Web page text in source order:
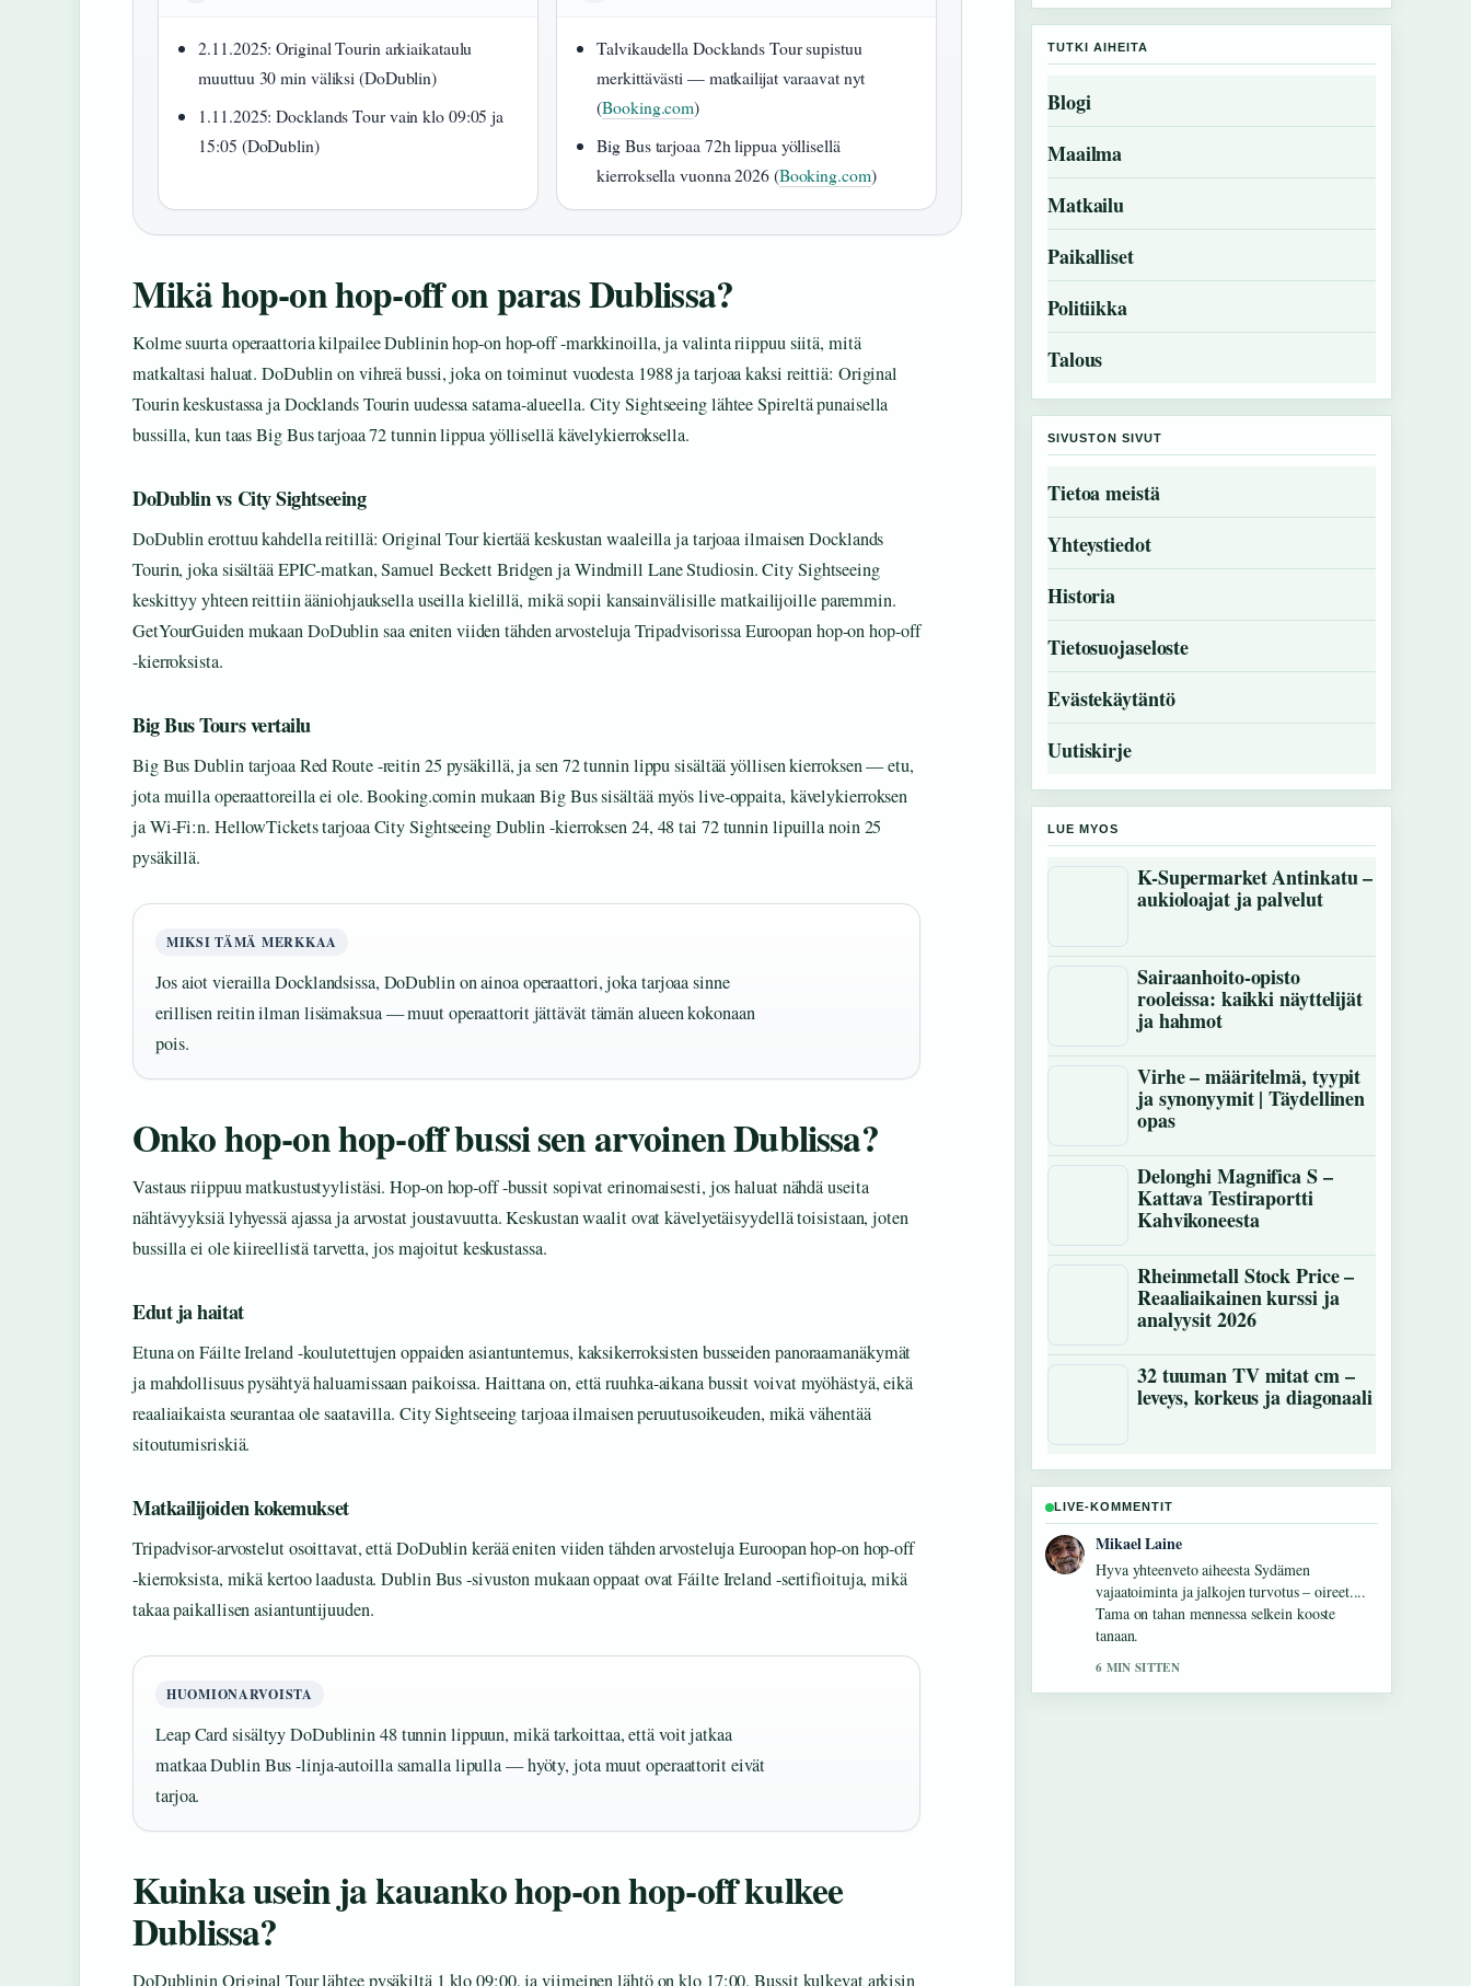
2.11.2025: Original Tourin arkiaikataulu
muuttuu 30 min väliksi (DoDublin)
1.11.2025: Docklands Tour vain klo 09:05 ja
15:05 (DoDublin)
Talvikaudella Docklands Tour supistuu
merkittävästi — matkailijat varaavat nyt
(Booking.com)
Big Bus tarjoaa 72h lippua yöllisellä
kierroksella vuonna 2026 (Booking.com)
Mikä hop-on hop-off on paras Dublissa?
Kolme suurta operaattoria kilpailee Dublinin hop-on hop-off -markkinoilla, ja valinta riippuu siitä, mitä
matkaltasi haluat. DoDublin on vihreä bussi, joka on toiminut vuodesta 1988 ja tarjoaa kaksi reittiä: Original
Tourin keskustassa ja Docklands Tourin uudessa satama-alueella. City Sightseeing lähtee Spireltä punaisella
bussilla, kun taas Big Bus tarjoaa 72 tunnin lippua yöllisellä kävelykierroksella.
DoDublin vs City Sightseeing
DoDublin erottuu kahdella reitillä: Original Tour kiertää keskustan waaleilla ja tarjoaa ilmaisen Docklands
Tourin, joka sisältää EPIC-matkan, Samuel Beckett Bridgen ja Windmill Lane Studiosin. City Sightseeing
keskittyy yhteen reittiin ääniohjauksella useilla kielillä, mikä sopii kansainvälisille matkailijoille paremmin.
GetYourGuiden mukaan DoDublin saa eniten viiden tähden arvosteluja Tripadvisorissa Euroopan hop-on hop-off
-kierroksista.
Big Bus Tours vertailu
Big Bus Dublin tarjoaa Red Route -reitin 25 pysäkillä, ja sen 72 tunnin lippu sisältää yöllisen kierroksen — etu,
jota muilla operaattoreilla ei ole. Booking.comin mukaan Big Bus sisältää myös live-oppaita, kävelykierroksen
ja Wi-Fi:n. HellowTickets tarjoaa City Sightseeing Dublin -kierroksen 24, 48 tai 72 tunnin lipuilla noin 25
pysäkillä.
MIKSI TÄMÄ MERKKAA
Jos aiot vierailla Docklandsissa, DoDublin on ainoa operaattori, joka tarjoaa sinne
erillisen reitin ilman lisämaksua — muut operaattorit jättävät tämän alueen kokonaan
pois.
Onko hop-on hop-off bussi sen arvoinen Dublissa?
Vastaus riippuu matkustustyylistäsi. Hop-on hop-off -bussit sopivat erinomaisesti, jos haluat nähdä useita
nähtävyyksiä lyhyessä ajassa ja arvostat joustavuutta. Keskustan waalit ovat kävelyetäisyydellä toisistaan, joten
bussilla ei ole kiireellistä tarvetta, jos majoitut keskustassa.
Edut ja haitat
Etuna on Fáilte Ireland -koulutettujen oppaiden asiantuntemus, kaksikerroksisten busseiden panoraamanäkymät
ja mahdollisuus pysähtyä haluamissaan paikoissa. Haittana on, että ruuhka-aikana bussit voivat myöhästyä, eikä
reaaliaikaista seurantaa ole saatavilla. City Sightseeing tarjoaa ilmaisen peruutusoikeuden, mikä vähentää
sitoutumisriskiä.
Matkailijoiden kokemukset
Tripadvisor-arvostelut osoittavat, että DoDublin kerää eniten viiden tähden arvosteluja Euroopan hop-on hop-off
-kierroksista, mikä kertoo laadusta. Dublin Bus -sivuston mukaan oppaat ovat Fáilte Ireland -sertifioituja, mikä
takaa paikallisen asiantuntijuuden.
HUOMIONARVOISTA
Leap Card sisältyy DoDublinin 48 tunnin lippuun, mikä tarkoittaa, että voit jatkaa
matkaa Dublin Bus -linja-autoilla samalla lipulla — hyöty, jota muut operaattorit eivät
tarjoa.
Kuinka usein ja kauanko hop-on hop-off kulkee
Dublissa?
DoDublinin Original Tour lähtee pysäkiltä 1 klo 09:00, ja viimeinen lähtö on klo 17:00. Bussit kulkevat arkisin
TUTKI AIHEITA
Blogi
Maailma
Matkailu
Paikalliset
Politiikka
Talous
SIVUSTON SIVUT
Tietoa meistä
Yhteystiedot
Historia
Tietosuojaseloste
Evästekäytäntö
Uutiskirje
LUE MYOS
K-Supermarket Antinkatu –
aukioloajat ja palvelut
Sairaanhoito-opisto
rooleissa: kaikki näyttelijät
ja hahmot
Virhe – määritelmä, tyypit
ja synonyymit | Täydellinen
opas
Delonghi Magnifica S –
Kattava Testiraportti
Kahvikoneesta
Rheinmetall Stock Price –
Reaaliaikainen kurssi ja
analyysit 2026
32 tuuman TV mitat cm –
leveys, korkeus ja diagonaali
LIVE-KOMMENTIT
Ella Makinen
Seuraan Rauma vuokra-asunnot: hakijan opas
ja 226 ilmoitusta-lahetysta tarkasti – arvostan
tasapainoista savyja.
8 MIN SITTEN